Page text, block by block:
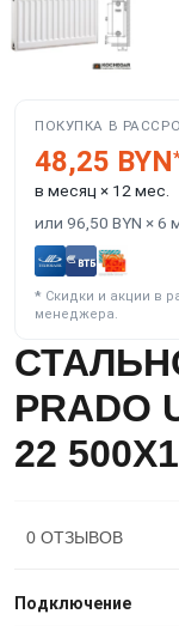
ПОКУПКА В
48,25 BYN
в месяц × 12 мес.
или 96,50 BYN × 6
* Скидки и акции в
менеджера.
PRADO
22
0 ОТЗЫВОВ
Подключение